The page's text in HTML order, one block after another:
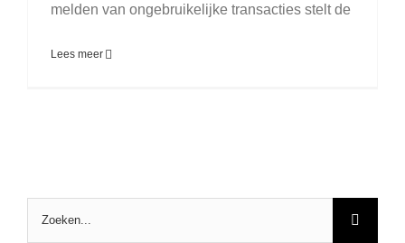
melden van ongebruikelijke transacties stelt de
Lees meer